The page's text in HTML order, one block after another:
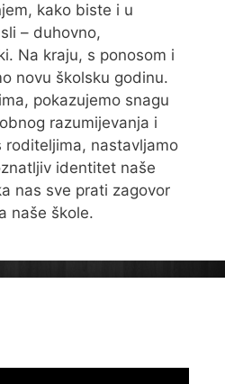
kako biste i u
– duhovno,
Na kraju, s ponosom i
novu školsku godinu.
pokazujemo snagu
razumijevanja i
roditeljima, nastavljamo
identitet naše
nas sve prati zagovor
naše škole.